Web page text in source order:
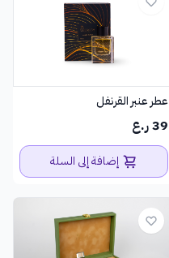
عطر عنبر القرنفل
39 ر.ع
إضافة إلى السلة